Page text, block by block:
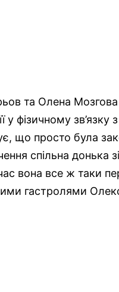
та Олена Мозгова
фізичному зв’язку
що просто була
спільна донька
вона все ж таки
гастролями